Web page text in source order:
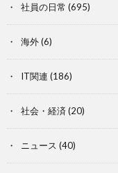
社員の日常 (695)
海外(6)
IT関連 (186)
社会・経済 (20)
ニュース (40)